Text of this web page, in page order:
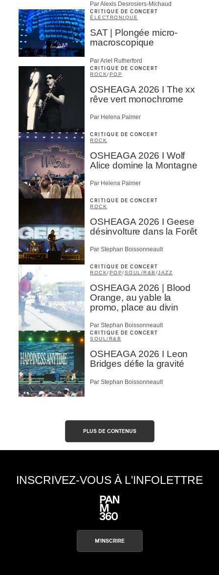
Par Alexis Desrosiers-Michaud
CRITIQUE DE CONCERT
ÉLECTRONIQUE
SAT | Plongée micro-
macroscopique
Par Ariel Rutherford
CRITIQUE DE CONCERT
ROCK/POP
OSHEAGA 2026 I The xx
rêve vert monochrome
Par Helena Palmer
CRITIQUE DE CONCERT
ROCK
OSHEAGA 2026 I Wolf
Alice domine la Montagne
Par Helena Palmer
CRITIQUE DE CONCERT
ROCK
OSHEAGA 2026 I Geese
désinvolture dans la Forêt
Par Stephan Boissonneault
CRITIQUE DE CONCERT
ROCK/POP/SOUL/R&B /JAZZ
OSHEAGA 2026 | Blood
Orange, au yable la
promo, place au divin
Par Stephan Boissonneault
CRITIQUE DE CONCERT
SOUL/R&B
OSHEAGA 2026 I Leon
Bridges défie la gravité
Par Stephan Boissonneault
PLUS DE CONTENUS
INSCRIVEZ-VOUS À L'INFOLETTRE
M'INSCRIRE